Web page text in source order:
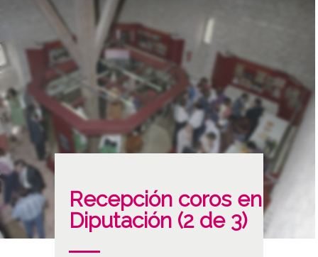
Recepción coros en
Diputación (2 de 3)